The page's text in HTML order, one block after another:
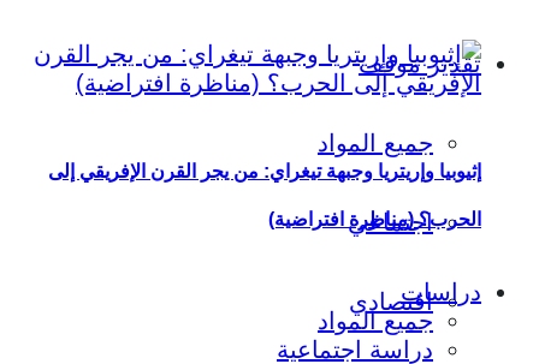
تقدير موقف
جميع المواد
اجتماعي
اقتصادي
إثيوبيا وإريتريا وجبهة تيغراي: من يجر القرن الإفريقي إلى
الحرب؟ (مناظرة افتراضية)
دراسات
جميع المواد
دراسة اجتماعية